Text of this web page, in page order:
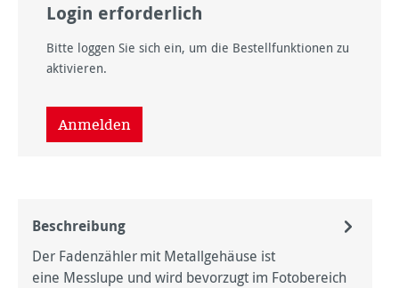
Login erforderlich
Bitte loggen Sie sich ein, um die Bestellfunktionen zu
aktivieren.
Anmelden
Beschreibung
Der Fadenzähler mit Metallgehäuse ist
eine Messlupe und wird bevorzugt im Fotobereich